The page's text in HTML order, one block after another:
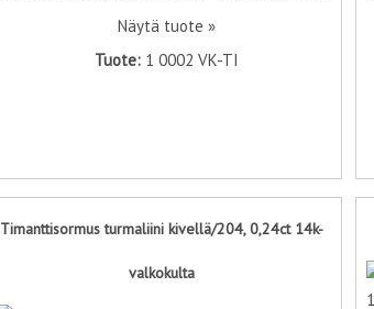
Näytä tuote »
Tuote: 1 0002 VK-TI
Timanttisormus turmaliini kivellä/204, 0,24ct 14k-
valkokulta